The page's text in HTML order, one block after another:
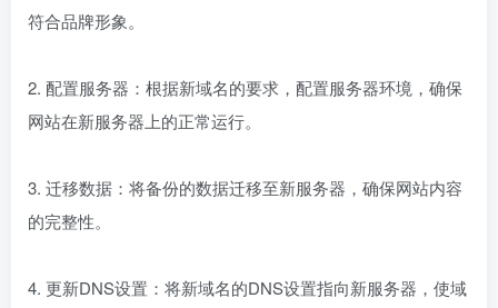
符合品牌形象。
2. 配置服务器：根据新域名的要求，配置服务器环境，确保
网站在新服务器上的正常运行。
3. 迁移数据：将备份的数据迁移至新服务器，确保网站内容
的完整性。
4. 更新DNS设置：将新域名的DNS设置指向新服务器，使域